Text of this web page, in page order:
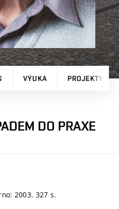
VÝUKA PROJEKTY
DO PRAXE
2003. 327 s.